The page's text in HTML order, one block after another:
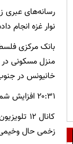
رسانه‌های عبری
نوار غزه انجام
بانک مرکزی
منزل مسکونی در
خانیونس در جنوب
۲۰:۳۱ افزایش شمار کشته شدگان صهیونیست
زخمی حال وخیمی